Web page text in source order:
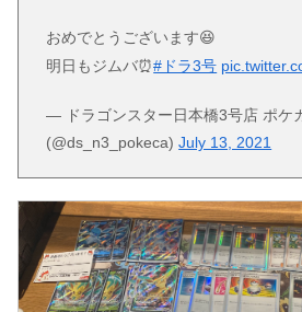
おめでとうございます😆
明日もジムバ⏰#ドラ3号
— ドラゴンスター日本橋3号店 ポケ
(@ds_n3_pokeca)July 13, 2021